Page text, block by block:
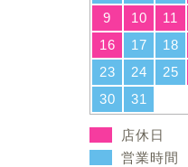
9
10 11
16
17 18
23
24 25
30
31
店休日
営業時間